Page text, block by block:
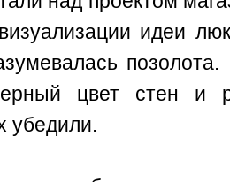
идеи
цвет стен и
убедили.